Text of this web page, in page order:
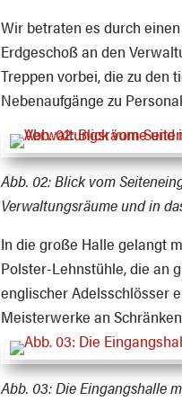
Wir betraten es durch
Erdgeschoß an den
Treppen vorbei, die zu den
Nebenaufgänge zu
Abb. 02:Blick vom
Verwaltungsräume und in
In die große Halle gelangt
Polster-Lehnstühle, die an
englischer Adelsschlösser
Meisterwerke an
Abb. 03:Die Eingangshalle